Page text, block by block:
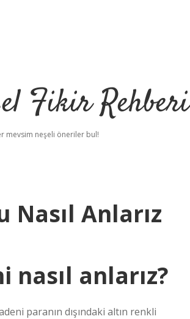
Fikir Rehberi
mevsim neşeli öneriler bul!
Anlarız
anlarız?
paranın dışındaki altın renkli